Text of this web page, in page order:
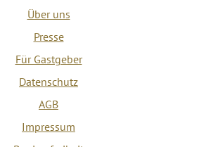
Über uns
Presse
Für Gastgeber
Datenschutz
AGB
Impressum